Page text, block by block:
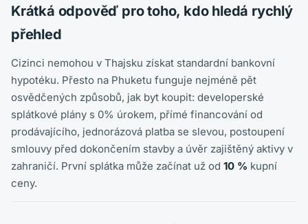
Krátká odpověď pro toho, kdo hledá rychlý
přehled
Cizinci nemohou v Thajsku získat standardní bankovní
hypotéku. Přesto na Phuketu funguje nejméně pět
osvědčených způsobů, jak byt koupit: developerské
splátkové plány s 0% úrokem, přímé financování od
prodávajícího, jednorázová platba se slevou, postoupení
smlouvy před dokončením stavby a úvěr zajištěný aktivy v
zahraničí. První splátka může začínat už od 10 % kupní
ceny.